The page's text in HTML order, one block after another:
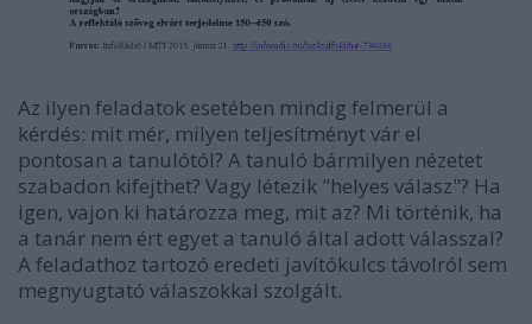
Az ilyen feladatok esetében mindig felmerül a
kérdés: mit mér, milyen teljesítményt vár el
pontosan a tanulótól? A tanuló bármilyen nézetet
szabadon kifejthet? Vagy létezik "helyes válasz"? Ha
igen, vajon ki határozza meg, mit az? Mi történik, ha
a tanár nem ért egyet a tanuló által adott válasszal?
A feladathoz tartozó eredeti javítókulcs távolról sem
megnyugtató válaszokkal szolgált.